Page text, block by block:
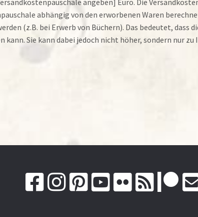
angeben] Euro. Die
abhängig von den erworbenen Waren
(z.B. bei Erwerb von Büchern). Das bedeutet, dass
Sie kann dabei jedoch nicht höher, sondern nur zu